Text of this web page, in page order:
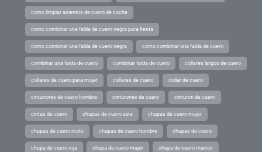
como limpiar asientos de cuero de coche
como combinar una falda de cuero negra para fiesta
como combinar una falda de cuero negra como combinar una falda de cuero
combinar una falda de cuero combinar falda de cuero collares largos de cuero
collares de cuero para mujer collares de cuero collar de cuero
cinturones de cuero hombre cinturones de cuero cinturon de cuero
cintas de cuero chupas de cuero zara chupas de cuero mujer
chupas de cuero moto chupas de cuero hombre chupas de cuero
chupa de cuero roja chupa de cuero mujer chupa de cuero marron